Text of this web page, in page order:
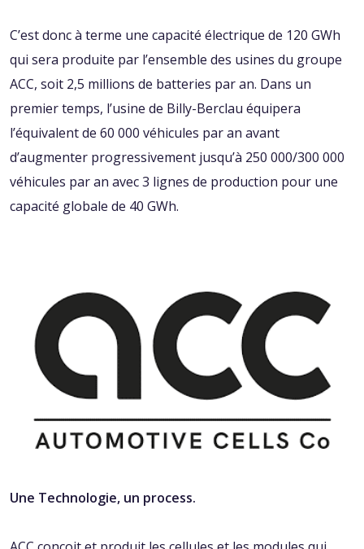
C’est donc à terme une capacité électrique de 120 GWh
qui sera produite par l’ensemble des usines du groupe
ACC, soit 2,5 millions de batteries par an. Dans un
premier temps, l’usine de Billy-Berclau équipera
l’équivalent de 60 000 véhicules par an avant
d’augmenter progressivement jusqu’à 250 000/300 000
véhicules par an avec 3 lignes de production pour une
capacité globale de 40 GWh.
Une Technologie, un process.